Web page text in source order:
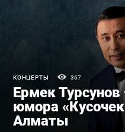
КОНЦЕРТЫ 367
Ермек
юмора
Алматы